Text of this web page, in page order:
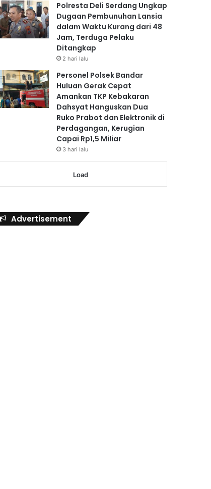
Polresta Deli Serdang Ungkap
Dugaan Pembunuhan Lansia
dalam Waktu Kurang dari 48
Jam, Terduga Pelaku
Ditangkap
2 hari lalu
Personel Polsek Bandar
Huluan Gerak Cepat
Amankan TKP Kebakaran
Dahsyat Hanguskan Dua
Ruko Prabot dan Elektronik di
Perdagangan, Kerugian
Capai Rp1,5 Miliar
3 hari lalu
Load
Advertisement